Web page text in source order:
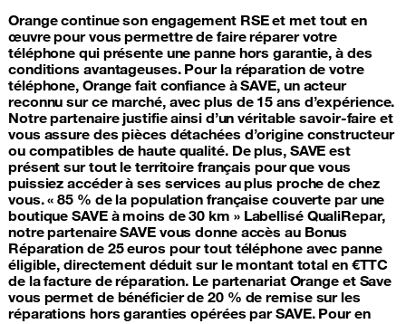
Orange continue son engagement RSE et met tout en
œuvre pour vous permettre de faire réparer votre
téléphone qui présente une panne hors garantie, à des
conditions avantageuses. Pour la réparation de votre
téléphone, Orange fait confiance à SAVE, un acteur
reconnu sur ce marché, avec plus de 15 ans d’expérience.
Notre partenaire justifie ainsi d’un véritable savoir-faire et
vous assure des pièces détachées d’origine constructeur
ou compatibles de haute qualité. De plus, SAVE est
présent sur tout le territoire français pour que vous
puissiez accéder à ses services au plus proche de chez
vous. « 85 % de la population française couverte par une
boutique SAVE à moins de 30 km » Labellisé QualiRepar,
notre partenaire SAVE vous donne accès au Bonus
Réparation de 25 euros pour tout téléphone avec panne
éligible, directement déduit sur le montant total en €TTC
de la facture de réparation. Le partenariat Orange et Save
vous permet de bénéficier de 20 % de remise sur les
réparations hors garanties opérées par SAVE. Pour en